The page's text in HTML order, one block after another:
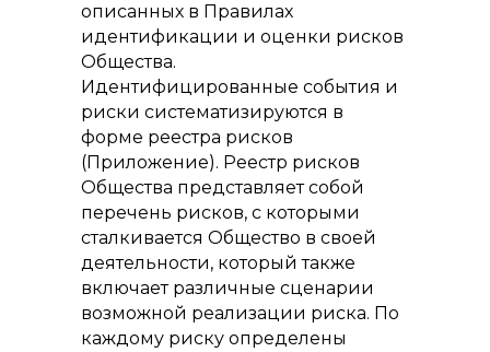
описанных в Правилах
идентификации и оценки рисков
Общества.
Идентифицированные события и
риски систематизируются в
форме реестра рисков
(Приложение). Реестр рисков
Общества представляет собой
перечень рисков, с которыми
сталкивается Общество в своей
деятельности, который также
включает различные сценарии
возможной реализации риска. По
каждому риску определены